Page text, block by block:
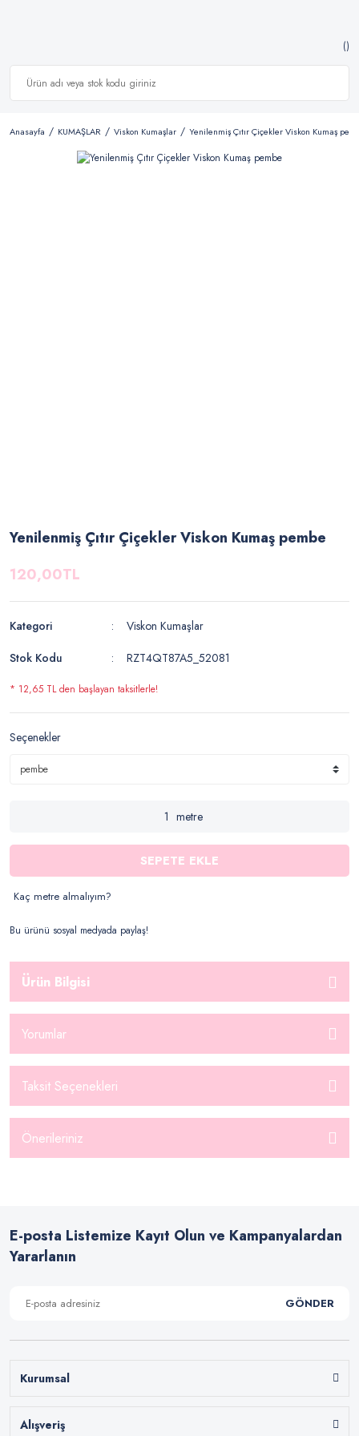
Anasayfa KUMAŞLAR Viskon Kumaşlar Yenilenmiş Çıtır Çiçekler Viskon Kumaş
Yenilenmiş Çıtır Çiçekler Viskon Kumaş pembe
120,00TL
Kategori
Viskon Kumaşlar
Stok Kodu
RZT4QT87A5_52081
* 12,65 TL den başlayan taksitlerle!
Seçenekler
metre
SEPETE EKLE
Kaç metre almalıyım?
Bu ürünü sosyal medyada paylaş!
Ürün Bilgisi
Yorumlar
Taksit Seçenekleri
Önerileriniz
E-posta Listemize Kayıt Olun ve Kampanyalardan
Yararlanın
GÖNDER
Kurumsal
Alışveriş